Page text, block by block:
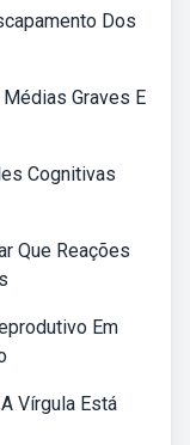
Dos
Graves E
Cognitivas
Que Reações
Em
Vírgula Está